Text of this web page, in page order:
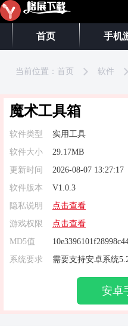
首页 手机
当前位置： 首页 软件
魔术工具箱
软件类型
实用工具
软件大小
29.17MB
更新时间
2026-08-07 13:27:17
软件版本
V1.0.3
隐私说明
点击查看
游戏权限
点击查看
MD5值
系统要求
需要支持安卓系统
安卓